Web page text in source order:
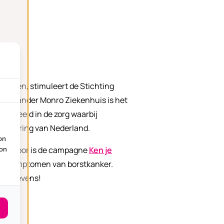
stimuleert de Stichting
Monro Ziekenhuis is het
in de zorg waarbij
van Nederland.
is de campagneKen je
symptomen van borstkanker.
levens!